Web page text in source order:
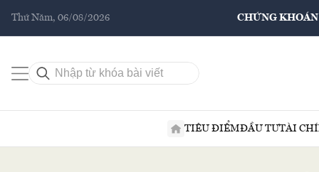
Thứ Năm, 06/08/2026 CHỨNG KHOÁN
TIÊU ĐIỂMĐẦU TƯTÀI